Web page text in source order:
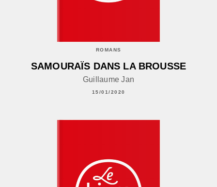
ROMANS
SAMOURAÏS DANS LA BROUSSE
Guillaume Jan
15/01/2020